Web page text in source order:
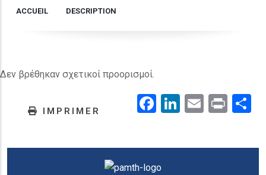
ACCUEIL DESCRIPTION
Δεν βρέθηκαν σχετικοί προορισμοί.
IMPRIMER Facebook
LinkedIn
EmailPrint